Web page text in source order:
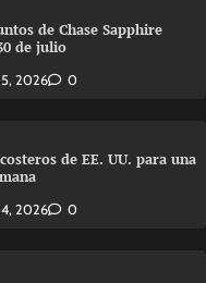
de Chase Sapphire
de julio
2026 0
de EE. UU. para una
2026 0